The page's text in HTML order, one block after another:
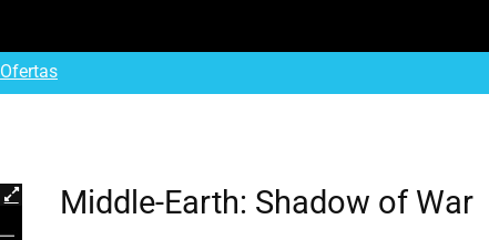
Ofertas
Middle-Earth: Shadow of War